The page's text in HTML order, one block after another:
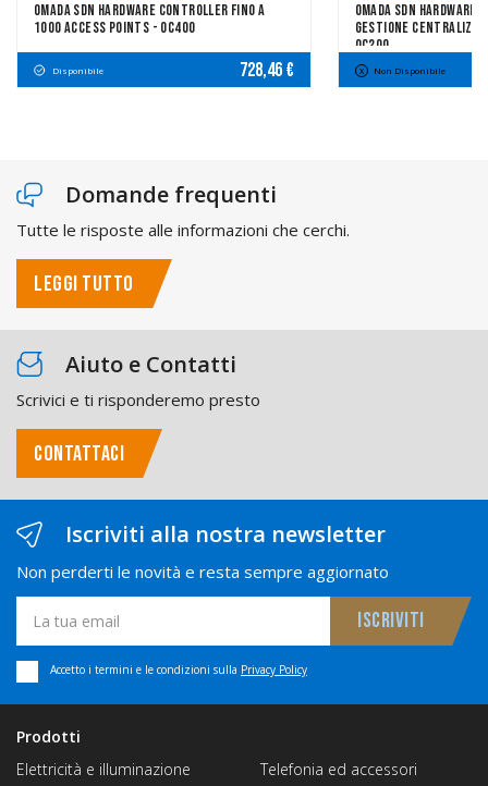
Omada SDN Hardware Controller Fino A
1000 Access Points - OC400
Disponibile 728,46 €
Omada SDN
Gestione
OC200
Non Disponibile
Domande frequenti
Tutte le risposte alle informazioni che cerchi.
LEGGI TUTTO
Aiuto e Contatti
Scrivici e ti risponderemo presto
CONTATTACI
Iscriviti alla nostra newsletter
Non perderti le novità e resta sempre aggiornato
Accetto i termini e le condizioni sulla Privacy Policy
Prodotti
Elettricità e illuminazione
Telefonia ed accessori